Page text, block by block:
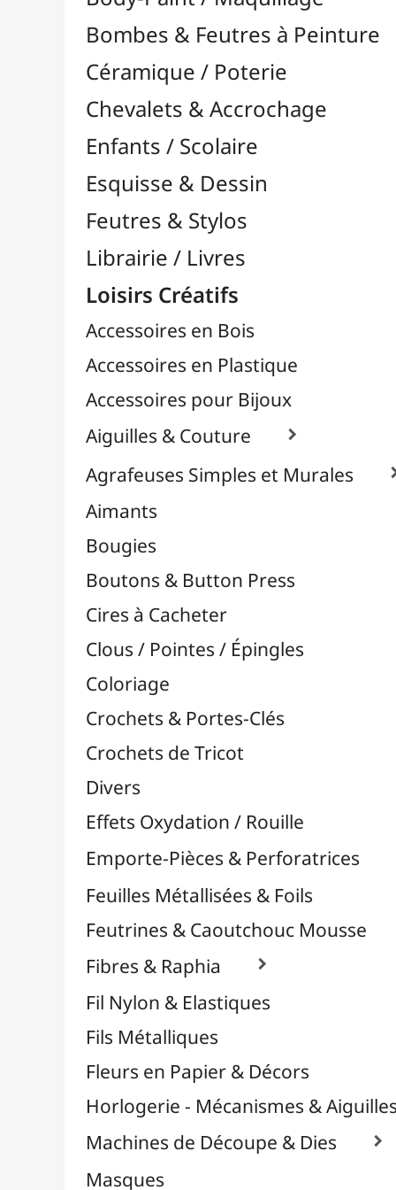
Feutres & Stylos
Librairie / Livres
Loisirs Créatifs
Accessoires en Bois
Accessoires en Plastique
Accessoires pour Bijoux
Aiguilles & Couture

Agrafeuses Simples et Murales 
Aimants
Bougies
Boutons & Button Press
Clous / Pointes / Épingles
Coloriage
Crochets de Tricot
Divers
Effets Oxydation / Rouille
Emporte-Pièces & Perforatrices
Feuilles Métallisées & Foils
Feutrines & Caoutchouc Mousse
Fibres & Raphia
Fil Nylon & Elastiques
Fils Métalliques
Fleurs en Papier & Décors
Horlogerie - Mécanismes & Aiguilles
Masques
Massicots & Lames
Oeillets & Rivets
Petites Pinces
Plantes & Jardin
Plastique Fou
Poncage / Émeri
Quilling / Pliage
Reliure & Cinch
Sable, Strass & Paillettes 
Savons
Serviettes
Sublimation
Tampons et Encreurs 
Washi Tape / Masking Tape
EFCOLOR - Émaux à Froid
Médiums, Vernis & Colles
Modelage / Sculpture
Peintures / Couleurs